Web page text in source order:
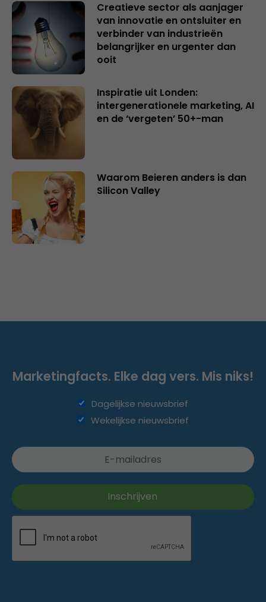
Creatieve sector als aanjager
van innovatie en ontsluiter en
verbinder van industrieën
belangrijker en urgenter dan
ooit
Inspiratie uit Londen:
intergenerationele marketing, AI
en de ‘vergeten’ 50+-man
Waarom Beieren anders is dan
Silicon Valley
Marketingfacts. Elke dag vers. Mis niks!
Dagelijkse nieuwsbrief
Wekelijkse nieuwsbrief